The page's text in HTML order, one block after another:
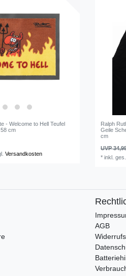
- Welcome to Hell Teufel
cm
Versandkosten
Ralph
Geile
cm
UVP
*inkl.
AGB